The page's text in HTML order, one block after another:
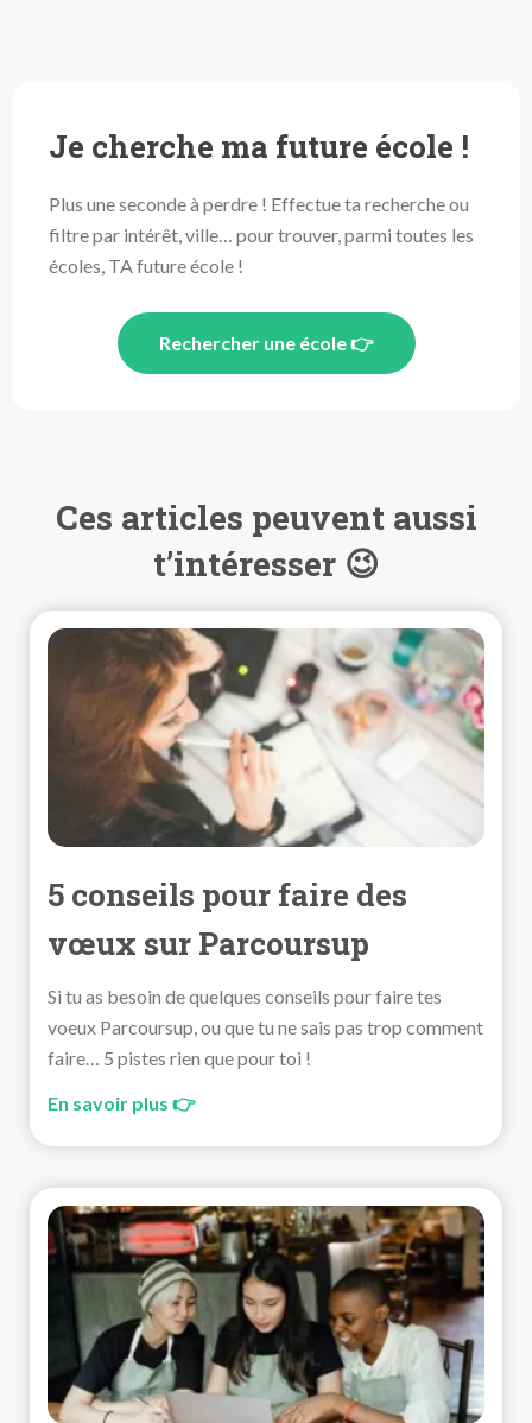
Je cherche ma future école !
Plus une seconde à perdre ! Effectue ta recherche ou
filtre par intérêt, ville… pour trouver, parmi toutes les
écoles, TA future école !
Rechercher une école 👉
Ces articles peuvent aussi
t’intéresser 😉
5 conseils pour faire des
vœux sur Parcoursup
Si tu as besoin de quelques conseils pour faire tes
voeux Parcoursup, ou que tu ne sais pas trop comment
faire… 5 pistes rien que pour toi !
En savoir plus 👉